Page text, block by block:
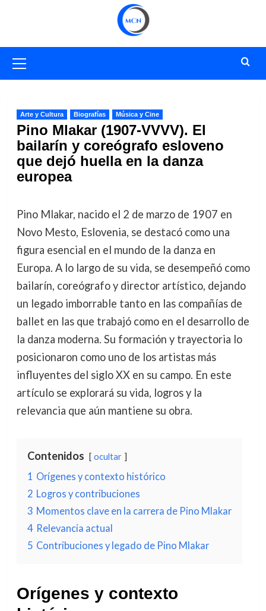
primario
Arte y Cultura Biografías Música y Cine
Pino Mlakar (1907-VVVV). El
bailarín y coreógrafo esloveno
que dejó huella en la danza
europea
Pino Mlakar, nacido el 2 de marzo de 1907 en
Novo Mesto, Eslovenia, se destacó como una
figura esencial en el mundo de la danza en
Europa. A lo largo de su vida, se desempeñó como
bailarín, coreógrafo y director artístico, dejando
un legado imborrable tanto en las compañías de
ballet en las que trabajó como en el desarrollo de
la danza moderna. Su formación y trayectoria lo
posicionaron como uno de los artistas más
influyentes del siglo XX en su campo. En este
artículo se explorará su vida, logros y la
relevancia que aún mantiene su obra.
Contenidos ocultar
1 Orígenes y contexto histórico
2 Logros y contribuciones
3 Momentos clave en la carrera de Pino Mlakar
4 Relevancia actual
5 Contribuciones y legado de Pino Mlakar
Orígenes y contexto